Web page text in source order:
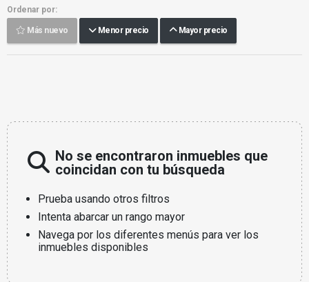
Ordenar por:
Más nuevo Menor precio Mayor precio
No se encontraron inmuebles que
coincidan con tu búsqueda
Prueba usando otros filtros
Intenta abarcar un rango mayor
Navega por los diferentes menús para ver los
inmuebles disponibles